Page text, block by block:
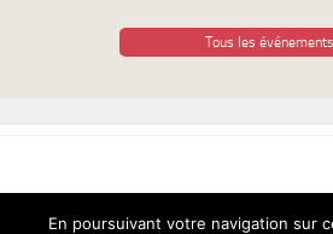
Tous les événements
En poursuivant votre navigation sur